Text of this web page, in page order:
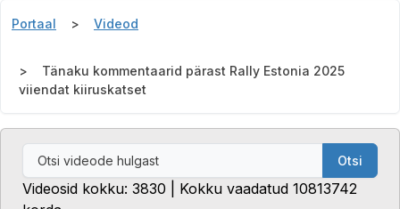
Portaal Videod
Tänaku kommentaarid pärast Rally Estonia 2025
viiendat kiiruskatset
Otsi
Videosid kokku: 3830 | Kokku vaadatud 10813742